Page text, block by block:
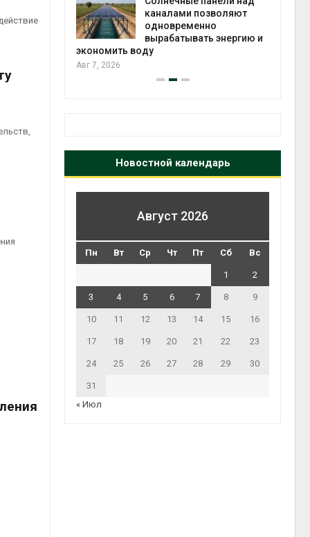
каналами позволяют
одновременно
вырабатывать энергию и
экономить воду
Авг 7, 2026
Новостной календарь
Август 2026
Пн Вт Ср Чт Пт Сб Вс
1 2
3 4 5 6 7 8 9
10 11 12 13 14 15 16
17 18 19 20 21 22 23
24 25 26 27 28 29 30
31
« Июл